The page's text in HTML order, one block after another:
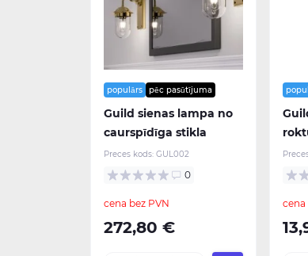
populārs pēc pasūtījuma
Guild sienas lampa no
caurspīdīga stikla
Preces kods: GUL002
0
cena bez PVN
272,80 €
cena